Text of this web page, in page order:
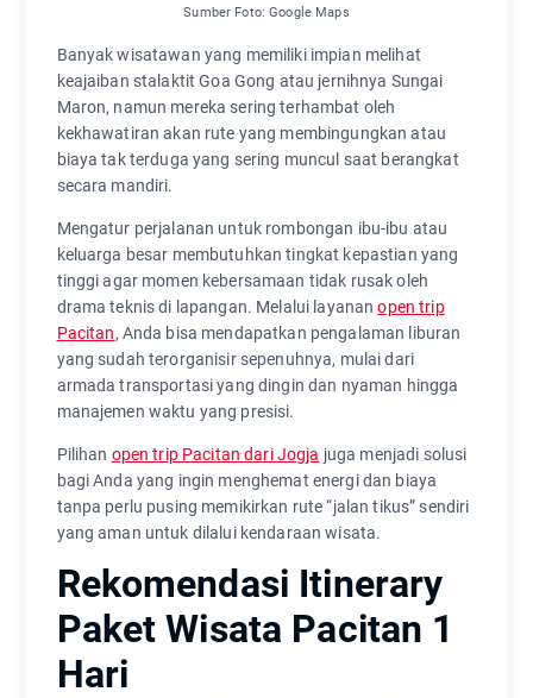
Sumber Foto: Google Maps
Banyak wisatawan yang memiliki impian melihat
keajaiban stalaktit Goa Gong atau jernihnya Sungai
Maron, namun mereka sering terhambat oleh
kekhawatiran akan rute yang membingungkan atau
biaya tak terduga yang sering muncul saat berangkat
secara mandiri.
Mengatur perjalanan untuk rombongan ibu-ibu atau
keluarga besar membutuhkan tingkat kepastian yang
tinggi agar momen kebersamaan tidak rusak oleh
drama teknis di lapangan. Melalui layananopen trip
Pacitan, Anda bisa mendapatkan pengalaman liburan
yang sudah terorganisir sepenuhnya, mulai dari
armada transportasi yang dingin dan nyaman hingga
manajemen waktu yang presisi.
Pilihan open trip Pacitan dari Jogja juga menjadi solusi
bagi Anda yang ingin menghemat energi dan biaya
tanpa perlu pusing memikirkan rute “jalan tikus” sendiri
yang aman untuk dilalui kendaraan wisata.
Rekomendasi Itinerary
Paket Wisata Pacitan 1
Hari